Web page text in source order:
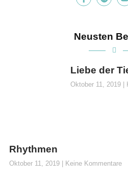
Neusten
Liebe der
Oktober 11, 2019
Rhythmen
Oktober 11, 2019 Keine Kommentare